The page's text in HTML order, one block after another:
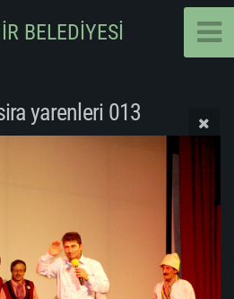
BELEDİYESİ
yarenleri 013